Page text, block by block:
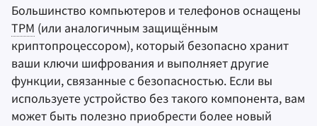
Большинство компьютеров и телефонов оснащены
TPM (или аналогичным защищённым
криптопроцессором), который безопасно хранит
ваши ключи шифрования и выполняет другие
функции, связанные с безопасностью. Если вы
используете устройство без такого компонента, вам
может быть полезно приобрести более новый